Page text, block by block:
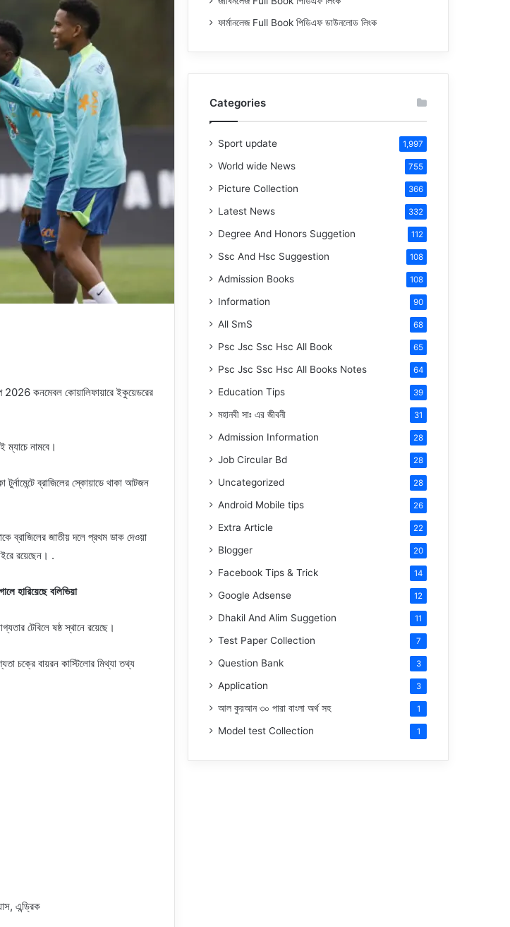
2026 কনমেবল কোয়ালিফায়ারে ইকুয়েডরের
ম্যাচে নামবে।
ব্রাজিলের স্কোয়াডে থাকা আটজন
ব্রাজিলের জাতীয় দলে প্রথম ডাক দেওয়া
রয়েছেন। .
হারিয়েছে বলিভিয়া
টেবিলে ষষ্ঠ স্থানে রয়েছে।
চক্রে বায়রন কাস্টিলোর মিথ্যা তথ্য
এন্ড্রিক
ফার্মানলেজ Full Book পিডিএফ ডাউনলোড লিংক
Categories
Sport update 1,997
World wide News 755
Picture Collection 366
Latest News 332
Degree And Honors Suggetion 112
Ssc And Hsc Suggestion 108
Admission Books 108
Information 90
All SmS 68
Psc Jsc Ssc Hsc All Book 65
Psc Jsc Ssc Hsc All Books Notes 64
Education Tips 39
মহানবীসাঃ এর জীবনী 31
Admission Information 28
Job Circular Bd 28
Uncategorized 28
Android Mobile tips 26
Extra Article 22
Blogger 20
Facebook Tips & Trick 14
Google Adsense 12
Dhakil And Alim Suggetion 11
Test Paper Collection 7
Question Bank 3
Application 3
আল কুরআন ৩০ পারা বাংলা অর্থ সহ 1
Model test Collection 1